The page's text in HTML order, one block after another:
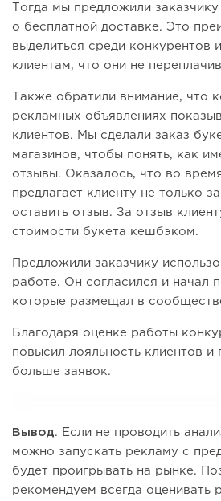
Тогда мы предложили
о бесплатной доставке. Это
выделиться среди конкурентов
клиентам, что они не
Также обратили внимание, что
рекламных объявлениях
клиентов. Мы сделали заказ
магазинов, чтобы понять, как
отзывы. Оказалось, что во
предлагает клиенту не только
оставить отзыв. За отзыв
стоимости букета кешбэком.
Предложили заказчику
работе. Он согласился и начал
которые размещал в
Благодаря оценке работы
повысил лояльность клиентов и
больше заявок.
Вывод. Если не проводить
можно запускать рекламу с
будет проигрывать на рынке.
рекомендуем всегда оценивать